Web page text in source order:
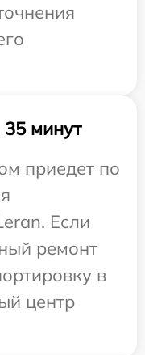
минут
приедет по
Если
ремонт
в
центр